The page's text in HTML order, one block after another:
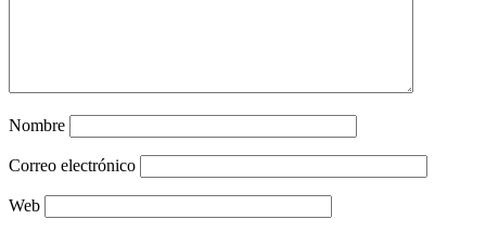
Nombre
Correo electrónico
Web